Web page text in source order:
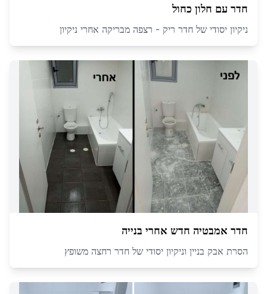
חדר עם חלון כחול
ניקיון יסודי של חדר ריק - רצפה מבריקה אחרי ניקיון
חדר אמבטיה חדש אחרי בנייה
הסרת אבק בניין וניקיון יסודי של חדר רחצה משופץ